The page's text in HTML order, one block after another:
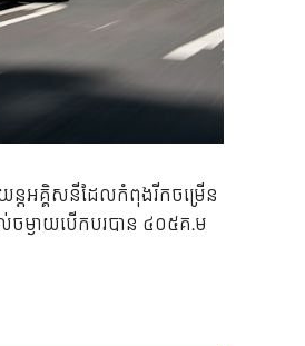
ន្តអគ្គិសនីដែលកំពុងរីកចម្រើន
ចម្ងាយបើកបរបាន ៤០៥គ.ម